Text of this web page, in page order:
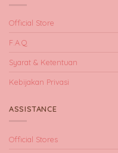
Official Store
F.A.Q
Syarat & Ketentuan
Kebijakan Privasi
ASSISTANCE
Official Stores